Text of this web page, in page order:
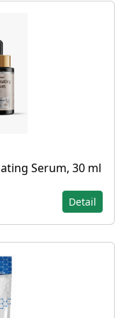
Serum, 30 ml
Detail